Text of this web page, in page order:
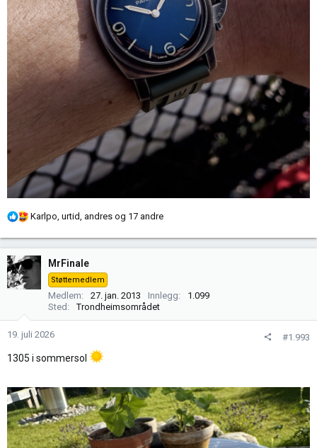
R
k
s
e
Karlpo, urtid, andres og 17 andre
MrFinale
Støttemedlem
Medlem 27. jan. 2013 Innlegg
1.099
Sted
Trondheimsområdet
19. juli 2026 #1.993
1305 i sommersol